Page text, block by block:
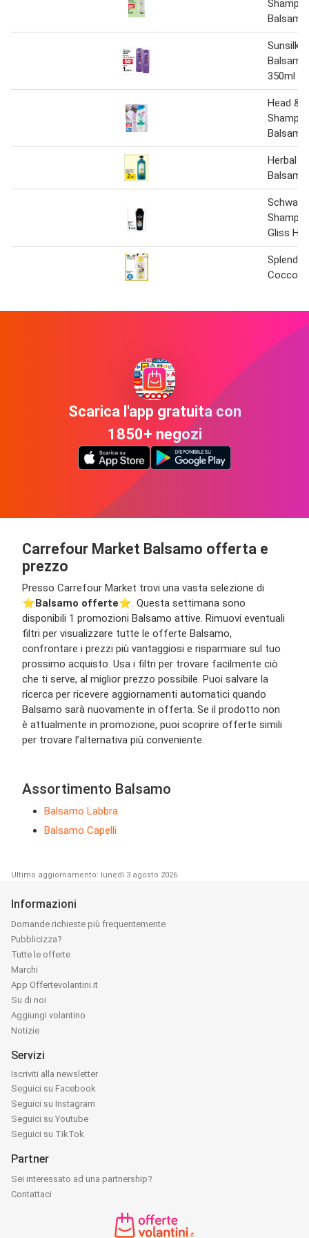
Balsamo
Sunsilk
350ml
Head &
Balsamo
Herbal
Gliss
Cocco
Scarica l'app gratuita con
1850+ negozi
Carrefour Market Balsamo offerta e
prezzo
Presso Carrefour Market trovi una vasta selezione di
⭐️Balsamo offerte⭐️. Questa settimana sono
disponibili 1 promozioni Balsamo attive. Rimuovi eventuali
filtri per visualizzare tutte le offerte Balsamo,
confrontare i prezzi più vantaggiosi e risparmiare sul tuo
prossimo acquisto. Usa i filtri per trovare facilmente ciò
che ti serve, al miglior prezzo possibile. Puoi salvare la
ricerca per ricevere aggiornamenti automatici quando
Balsamo sarà nuovamente in offerta. Se il prodotto non
è attualmente in promozione, puoi scoprire offerte simili
per trovare l’alternativa più conveniente.
Assortimento Balsamo
Balsamo Labbra
Balsamo Capelli
Ultimo aggiornamento: lunedì 3 agosto 2026
Informazioni
Domande richieste più frequentemente
Pubblicizza?
Tutte le offerte
Marchi
App Offertevolantini.it
Su di noi
Aggiungi volantino
Notizie
Servizi
Iscriviti alla newsletter
Seguici su Facebook
Seguici su Instagram
Seguici su Youtube
Seguici su TikTok
Partner
Sei interessato ad una partnership?
Contattaci